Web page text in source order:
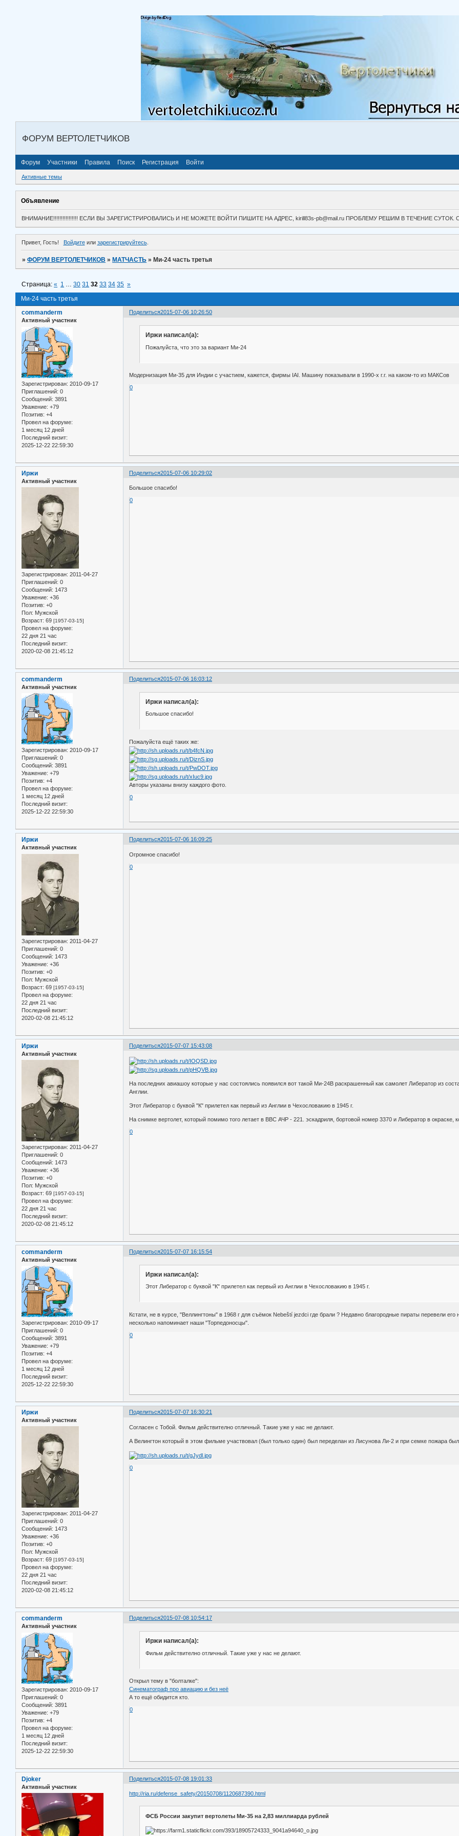
ФОРУМ ВЕРТОЛЕТЧИКОВ
Форум Участники Правила Поиск Регистрация Войти
Активные темы
Объявление
ВНИМАНИЕ!!!!!!!!!!!!!!!! ЕСЛИ ВЫ ЗАРЕГИСТРИРОВАЛИСЬ И НЕ МОЖЕТЕ ВОЙТИ ПИШИТЕ НА АДРЕС, kirill83s-pb@mail.ru ПРОБЛЕМУ РЕШИМ В ТЕЧЕНИЕ
Привет, Гость! Войдитеили зарегистрируйтесь.
»ФОРУМ ВЕРТОЛЕТЧИКОВ » МАТЧАСТЬ » Ми-24 часть третья
Ми-24 часть третья
Страница:« 1 … 30 31 32 33 34 35 »
Поделиться2015-07-06 10:26:50
commanderm
Активный участник
Зарегистрирован: 2010-09-17
Приглашений: 0
Сообщений: 3891
Уважение: +79
Позитив: +4
Провел на форуме:
1 месяц 12 дней
Последний визит:
2025-12-22 22:59:30
Иржи написал(а):
Пожалуйста, что это за вариант Ми-24
Модернизация Ми-35 для Индии с участием, кажется, фирмы IAI. Машину показывали в 1990-х г.г. на каком-то из МАКСов
0
Поделиться2015-07-06 10:29:02
Иржи
Активный участник
Зарегистрирован: 2011-04-27
Приглашений: 0
Сообщений: 1473
Уважение: +36
Позитив: +0
Пол: Мужской
Возраст: 69 [1957-03-15]
Провел на форуме:
22 дня 21 час
Последний визит:
2020-02-08 21:45:12
Большое спасибо!
0
Поделиться2015-07-06 16:03:12
commanderm
Активный участник
Зарегистрирован: 2010-09-17
Приглашений: 0
Сообщений: 3891
Уважение: +79
Позитив: +4
Провел на форуме:
1 месяц 12 дней
Последний визит:
2025-12-22 22:59:30
Иржи написал(а):
Большое спасибо!
Пожалуйста ещё таких же:
Авторы указаны внизу каждого фото.
0
Поделиться2015-07-06 16:09:25
Иржи
Активный участник
Зарегистрирован: 2011-04-27
Приглашений: 0
Сообщений: 1473
Уважение: +36
Позитив: +0
Пол: Мужской
Возраст: 69 [1957-03-15]
Провел на форуме:
22 дня 21 час
Последний визит:
2020-02-08 21:45:12
Огромное спасибо!
0
Поделиться2015-07-07 15:43:08
Иржи
Активный участник
Зарегистрирован: 2011-04-27
Приглашений: 0
Сообщений: 1473
Уважение: +36
Позитив: +0
Пол: Мужской
Возраст: 69 [1957-03-15]
Провел на форуме:
22 дня 21 час
Последний визит:
2020-02-08 21:45:12
На последних авиашоу которые у нас состоялись появился вот такой Ми-24В раскрашенный как самолет Либератор из
Англии.
Этот Либератор с буквой "К" прилетел как первый из Англии в Чехословакию в 1945 г.
На снимке вертолет, который помимо того летает в ВВС АЧР - 221. эскадриля, бортовой номер 3370 и Либератор в окраске,
0
Поделиться2015-07-07 16:15:54
commanderm
Активный участник
Зарегистрирован: 2010-09-17
Приглашений: 0
Сообщений: 3891
Уважение: +79
Позитив: +4
Провел на форуме:
1 месяц 12 дней
Последний визит:
2025-12-22 22:59:30
Иржи написал(а):
Этот Либератор с буквой "К" прилетел как первый из Англии в Чехословакию в 1945 г.
Кстати, не в курсе, "Веллингтоны" в 1968 г для съёмок Nebeští jezdci где брали ? Недавно благородные пираты перевели
несколько напоминает наши "Торпедоносцы".
0
Поделиться2015-07-07 16:30:21
Иржи
Активный участник
Зарегистрирован: 2011-04-27
Приглашений: 0
Сообщений: 1473
Уважение: +36
Позитив: +0
Пол: Мужской
Возраст: 69 [1957-03-15]
Провел на форуме:
22 дня 21 час
Последний визит:
2020-02-08 21:45:12
Согласен с Тобой. Фильм действително отличный. Такие уже у нас не делают.
А Велингтон который в этом фильме участвовал (был только один) был переделан из Лисунова Ли-2 и при семке пожара
0
Поделиться2015-07-08 10:54:17
commanderm
Активный участник
Зарегистрирован: 2010-09-17
Приглашений: 0
Сообщений: 3891
Уважение: +79
Позитив: +4
Провел на форуме:
1 месяц 12 дней
Последний визит:
2025-12-22 22:59:30
Иржи написал(а):
Фильм действително отличный. Такие уже у нас не делают.
Открыл тему в "болталке":
Синематограф про авиацию и без неё
А то ещё обидится кто.
0
Поделиться2015-07-08 19:01:33
Djoker
Активный участник
http://ria.ru/defense_safety/20150708/1120687390.html
ФСБ России закупит вертолеты Ми-35 на 2,83 миллиарда рублей